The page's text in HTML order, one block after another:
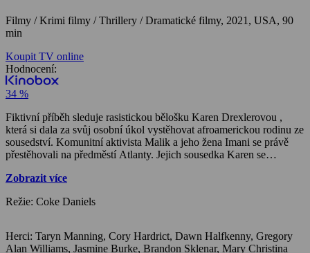
Filmy / Krimi filmy / Thrillery / Dramatické filmy, 2021, USA, 90
min
Koupit TV online
Hodnocení:
34 %
Fiktivní příběh sleduje rasistickou bělošku Karen Drexlerovou ,
která si dala za svůj osobní úkol vystěhovat afroamerickou rodinu ze
sousedství. Komunitní aktivista Malik a jeho žena Imani se právě
přestěhovali na předměstí Atlanty. Jejich sousedka Karen se
vším se však skrývá rasová nenávist a touha zbavit se nechtěných
zač a že je nebezpečná. Nemíní se ale vzdát a ustoupit bez boje.
Zobrazit více
Režie: Coke Daniels
Herci: Taryn Manning, Cory Hardrict, Dawn Halfkenny, Gregory
Alan Williams, Jasmine Burke, Brandon Sklenar, Mary Christina